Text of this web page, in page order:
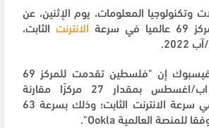
وتكنولوجيا المعلومات، يوم الإثنين، عن
الانترنت الثابت،
وقالت الوزارة عبر فيسبوك إن "فلسطين تقدمت للمركز 69
عالميا في شهر اب/اغسطس بمقدار 27 مركزًا مقارنة
بشهر تموز/يوليو، في سرعة الانترنت الثابت؛ وذلك بسرعة 63